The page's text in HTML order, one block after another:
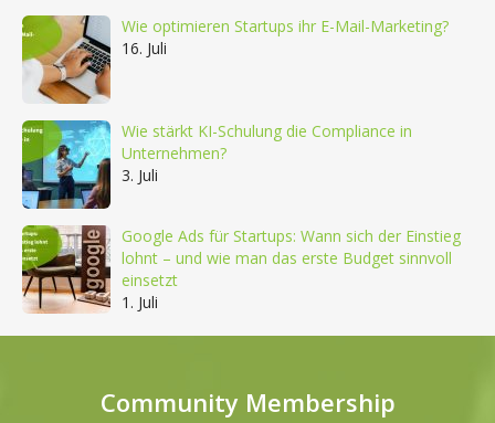
Wie optimieren Startups ihr E-Mail-Marketing?
16. Juli
Wie stärkt KI-Schulung die Compliance in
Unternehmen?
3. Juli
Google Ads für Startups: Wann sich der Einstieg
lohnt – und wie man das erste Budget sinnvoll
einsetzt
1. Juli
Community Membership